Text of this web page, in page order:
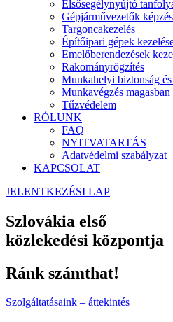
Elsősegélynyújtó
Gépjárművezetők
Targoncakezelés
Építőipari gépek
Emelőberendezések
Rakományrögzítés
Munkahelyi biztonság és
Munkavégzés
Tűzvédelem
RÓLUNK
FAQ
NYITVATARTÁS
Adatvédelmi szabályzat
KAPCSOLAT
JELENTKEZÉSI LAP
Szlovákia első
közlekedési központja
Ránk számthat!
Szolgáltatásaink – áttekintés